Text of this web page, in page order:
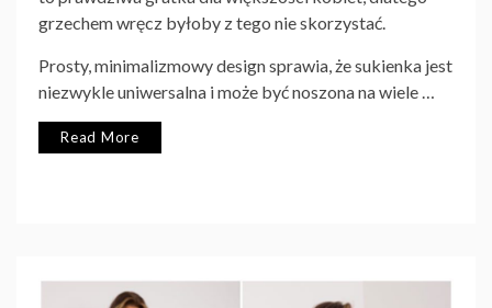
grzechem wręcz byłoby z tego nie skorzystać.
Prosty, minimalizmowy design sprawia, że sukienka jest
niezwykle uniwersalna i może być noszona na wiele …
Read More